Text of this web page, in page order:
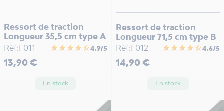
Ressort de traction
Longueur 35,5 cm type A
Réf:F011
star star star star star_half4.9/5
Prix
13,90 €
En stock
Ressort de traction
Longueur 71,5 cm type B
Réf:F012
star star star star star_half4.6/5
Prix
14,90 €
En stock